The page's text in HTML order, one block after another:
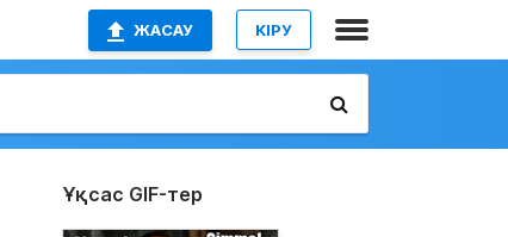
ЖАСАУ КІРУ
Ұқсас GIF-тер